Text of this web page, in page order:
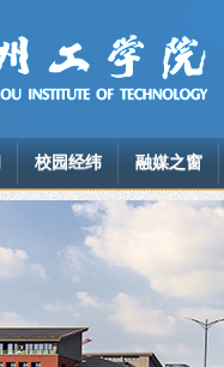
校园经纬 融媒之窗